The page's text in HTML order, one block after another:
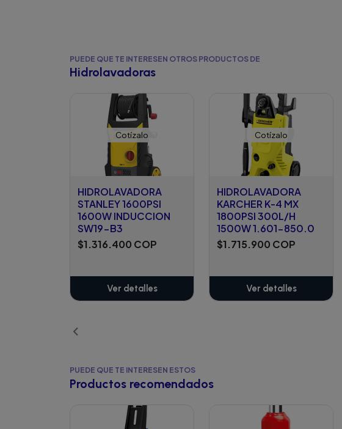
PUEDE QUE TE INTERESEN OTROS PRODUCTOS DE
Hidrolavadoras
Cotízalo
HIDROLAVADORA
STANLEY 1600PSI
1600W INDUCCION
SW19-B3
$1.316.400 COP
Ver detalles
Cotízalo
HIDROLAVADORA
KARCHER K-4 MX
1800PSI 300L/H
1500W 1.601-850.0
$1.715.900 COP
Ver detalles
PUEDE QUE TE INTERESEN ESTOS
Productos recomendados